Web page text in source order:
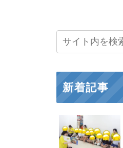
新着記事